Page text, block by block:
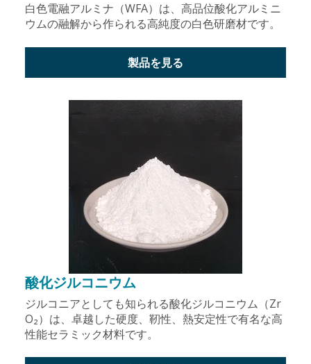
白色電融アルミナ（WFA）は、高品位酸化アルミニ
ウムの融解から作られる高純度の白色研磨材です。
製品を見る
酸化ジルコニウム
ジルコニアとしても知られる酸化ジルコニウム（Zr
O₂）は、卓越した硬度、靭性、熱安定性で有名な高
性能セラミック材料です。